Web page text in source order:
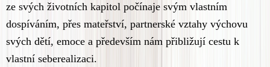
ze svých životních kapitol počínaje svým vlastním
dospíváním, přes mateřství, partnerské vztahy výchovu
svých dětí, emoce a především nám přibližují cestu k
vlastní seberealizaci.